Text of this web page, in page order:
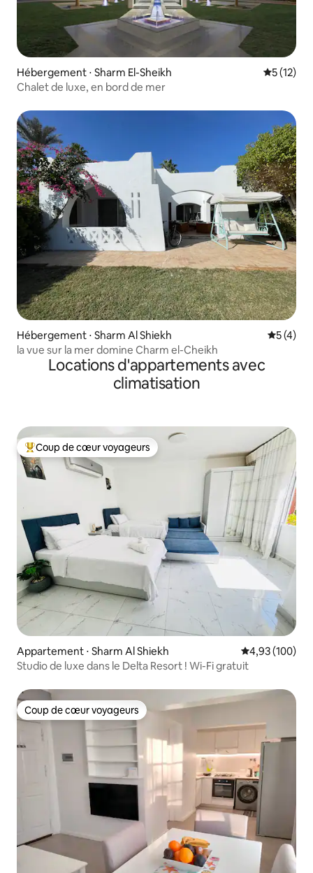
Hébergement ⋅ Sharm El-Sheikh
5 (12)
Chalet de luxe, en bord de mer
Hébergement ⋅ Sharm Al Shiekh
5 (4)
la vue sur la mer domine Charm el-Cheikh
Locations d'appartements avec
climatisation
Coups de cœur voyageurs les plus appréciés
Coup de cœur voyageurs
Appartement ⋅ Sharm Al Shiekh Évaluation
4,93 (100)
Studio de luxe dans le Delta Resort ! Wi-Fi gratuit
Coup de cœur voyageurs
Coup de cœur voyageurs